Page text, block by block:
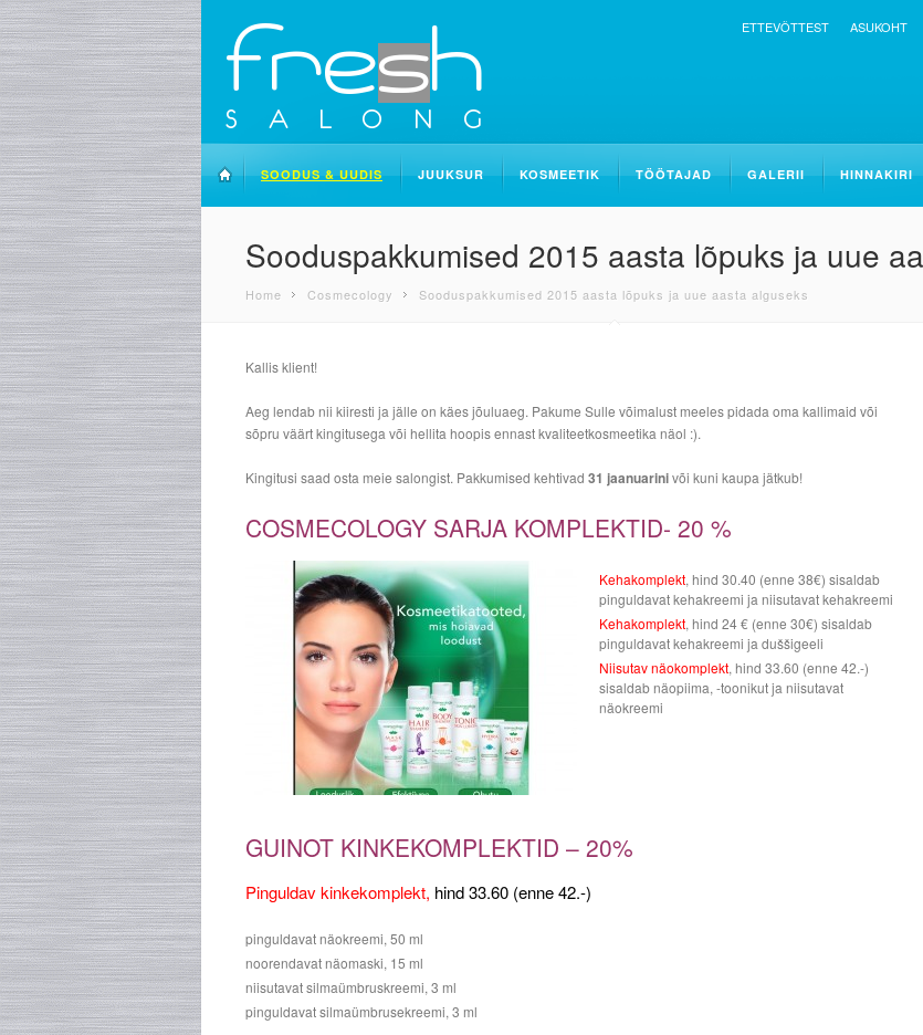
ETTEVÕTTEST ASUKOHT
SOODUS & UUDIS JUUKSUR KOSMEETIK TÖÖTAJAD GALERII HINNAKIRI
Sooduspakkumised 2015 aasta lõpuks ja uue
Home Cosmecology Sooduspakkumised 2015 aasta lõpuks ja uue aasta alguseks
Kallis klient!
Aeg lendab nii kiiresti ja jälle on käes jõuluaeg. Pakume Sulle võimalust meeles pidada oma kallimaid või
sõpru väärt kingitusega või hellita hoopis ennast kvaliteetkosmeetika näol :).
Kingitusi saad osta meie salongist. Pakkumised kehtivad 31 jaanuarinivõi kuni kaupa jätkub!
COSMECOLOGY SARJA KOMPLEKTID- 20 %
Kehakomplekt, hind 30.40 (enne 38€) sisaldab
pinguldavat kehakreemi ja niisutavat kehakreemi
Kehakomplekt, hind 24 € (enne 30€) sisaldab
pinguldavat kehakreemi ja duššigeeli
Niisutav näokomplekt, hind 33.60 (enne 42.-)
sisaldab näopiima, -toonikut ja niisutavat
näokreemi
GUINOT KINKEKOMPLEKTID – 20%
Pinguldav kinkekomplekt, hind 33.60 (enne 42.-)
pinguldavat näokreemi, 50 ml
noorendavat näomaski, 15 ml
niisutavat silmaümbruskreemi, 3 ml
pinguldavat silmaümbrusekreemi, 3 ml